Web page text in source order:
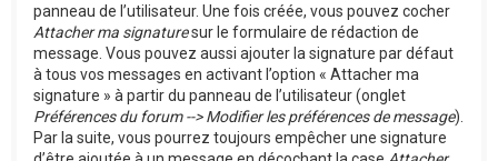
panneau de l’utilisateur. Une fois créée, vous pouvez cocher
Attacher ma signaturesur le formulaire de rédaction de
message. Vous pouvez aussi ajouter la signature par défaut
à tous vos messages en activant l’option « Attacher ma
signature » à partir du panneau de l’utilisateur (onglet
Préférences du forum --> Modifier les préférences de message).
Par la suite, vous pourrez toujours empêcher une signature